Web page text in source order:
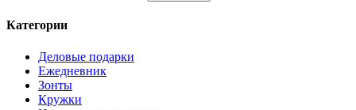
Категории
Деловые подарки
Ежедневник
Зонты
Кружки